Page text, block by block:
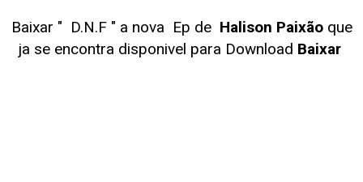
Baixar " D.N.F " a nova Ep deHalison Paixãoque
ja se encontra disponivel para Download Baixar